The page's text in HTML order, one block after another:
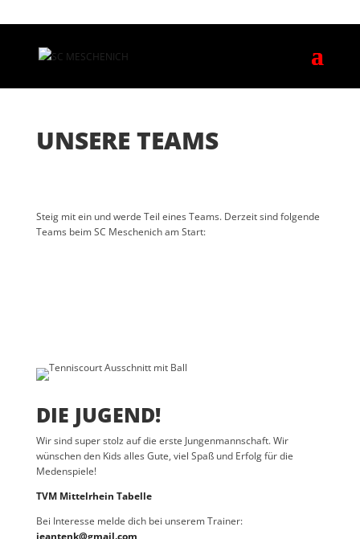
UNSERE TEAMS
Steig mit ein und werde Teil eines Teams. Derzeit sind folgende
Teams beim SC Meschenich am Start:
DIE JUGEND!
Wir sind super stolz auf die erste Jungenmannschaft. Wir
wünschen den Kids alles Gute, viel Spaß und Erfolg für die
Medenspiele!
TVM Mittelrhein Tabelle
Bei Interesse melde dich bei unserem Trainer:
jeantenk@gmail.com